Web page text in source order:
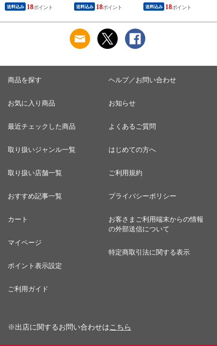
ッチ ボタニカル タ
ンクトップ 秋冬 お
送料込み 18
パッド付き 春夏 汗
染み 防止 汗 対策 綿
ット工業 S5022B-RT
涼しい 肌着
送料込み 18
パッド付き 春夏 汗
染み 防止 汗 対策 綿
ット工業 S5022B-RT
涼しい 肌着
送料込み 18
商品を探す
お気に入り商品
最近チェックした商品
取り扱いジャンル一覧
取り扱い店舗一覧
おすすめ記事一覧
カート
マイページ
ポイント表示設定
ご利用ガイド
ヘルプ／お問い合わせ
お知らせ
よくあるご質問
はじめての方へ
ご利用規約
プライバシーポリシー
お客さまご利用端末からの情報
の外部送信について
特定商取引法に関する表示
※出店に関するお問い合わせはこちら